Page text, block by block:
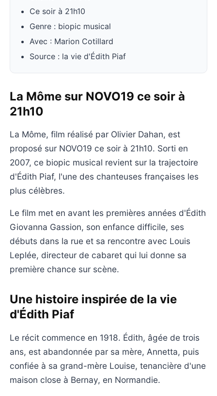
Ce soir à 21h10
Genre : biopic musical
Avec : Marion Cotillard
Source : la vie d'Édith Piaf
La Môme sur NOVO19 ce soir à
21h10
La Môme, film réalisé par Olivier Dahan, est
proposé sur NOVO19 ce soir à 21h10. Sorti en
2007, ce biopic musical revient sur la trajectoire
d'Édith Piaf, l'une des chanteuses françaises les
plus célèbres.
Le film met en avant les premières années d'Édith
Giovanna Gassion, son enfance difficile, ses
débuts dans la rue et sa rencontre avec Louis
Leplée, directeur de cabaret qui lui donne sa
première chance sur scène.
Une histoire inspirée de la vie
d'Édith Piaf
Le récit commence en 1918. Édith, âgée de trois
ans, est abandonnée par sa mère, Annetta, puis
confiée à sa grand-mère Louise, tenancière d'une
maison close à Bernay, en Normandie.